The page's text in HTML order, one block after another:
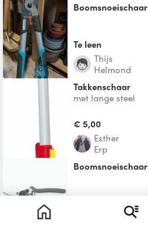
Boomsnoeischaar
Te leen
Thijs
Helmond
Takkenschaar
met lange steel
€ 5,00
Esther
Erp
Boomsnoeischaar